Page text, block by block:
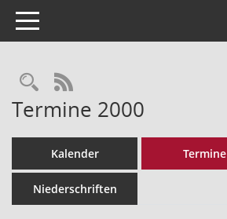
Toggle navigation
Rechercheauswahl
RSS-Feed
Termine 2000
Kalender Termine
Niederschriften